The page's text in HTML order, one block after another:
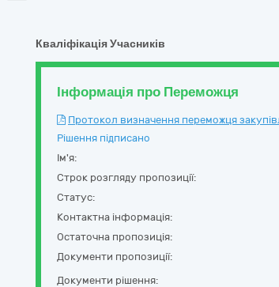
Кваліфікація Учасників
Інформація про Переможця
Протокол визначення переможця
Рішення підписано
Ім'я:
Строк розгляду пропозиції:
Статус:
Контактна інформація:
Остаточна пропозиція:
Документи пропозиції:
Документи рішення: